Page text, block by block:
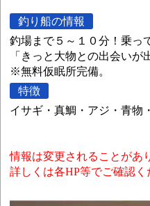
釣り船の情報
釣場まで５～１０分！乗っ
「きっと大物との出会いが
※無料仮眠所完備。
特徴
イサギ・真鯛・アジ・青物
情報は変更されることがあ
詳しくは各HP等でご確認く